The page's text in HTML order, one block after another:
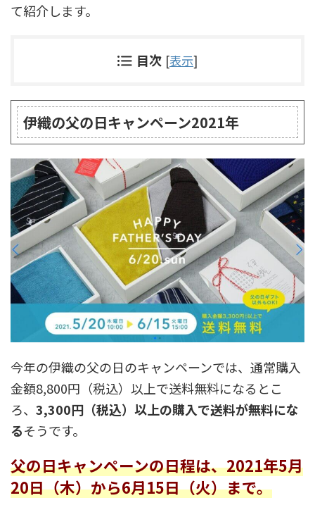
て紹介します。
目次 [表示]
伊織の父の日キャンペーン2021年
今年の伊織の父の日のキャンペーンでは、通常購入
金額8,800円（税込）以上で送料無料になるとこ
ろ、 3,300円（税込）以上の購入で送料が無料にな
るそうです。
父の日キャンペーンの日程は、2021年5月
20日（木）から6月15日（火）まで。